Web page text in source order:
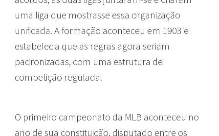
uma liga que mostrasse essa organização
unificada. A formação aconteceu em 1903 e
estabelecia que as regras agora seriam
padronizadas, com uma estrutura de
competição regulada.
O primeiro campeonato da MLB aconteceu no
ano de sua constituição, disputado entre os